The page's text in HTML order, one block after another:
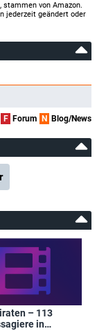
von Amazon.
jederzeit geändert oder
F Forum N Blog/News
– 113
in